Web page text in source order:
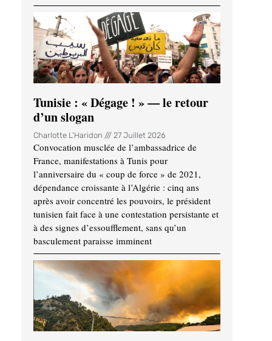
Tunisie : « Dégage ! » — le retour
d’un slogan
Charlotte L'Haridon 27 Juillet 2026
Convocation musclée de l’ambassadrice de
France, manifestations à Tunis pour
l’anniversaire du « coup de force » de 2021,
dépendance croissante à l’Algérie : cinq ans
après avoir concentré les pouvoirs, le président
tunisien fait face à une contestation persistante et
à des signes d’essoufflement, sans qu’un
basculement paraisse imminent